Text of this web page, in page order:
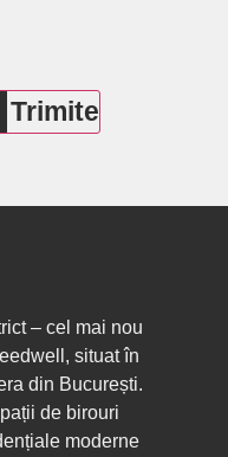
– cel mai nou
situat în
din București.
de birouri
moderne